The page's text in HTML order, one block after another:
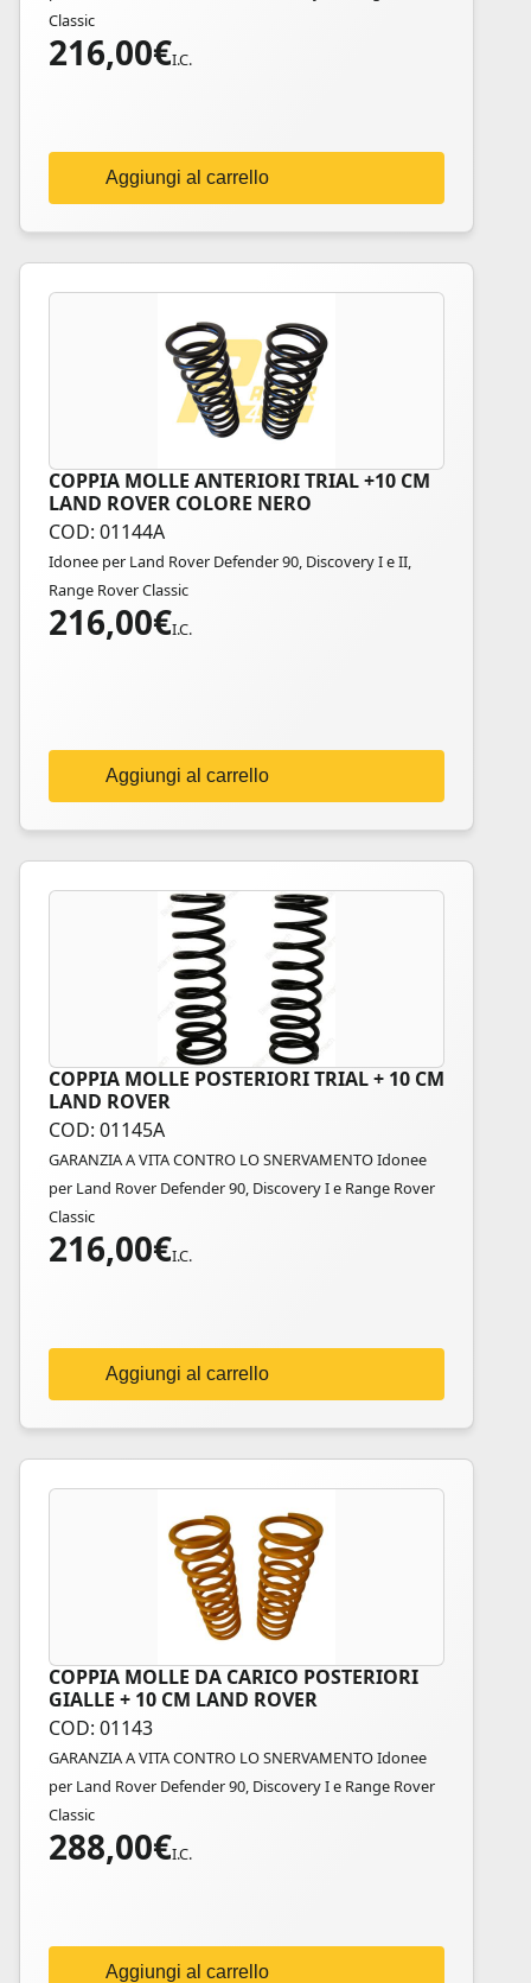
Classic
216,00€I.C.
Aggiungi al carrello
COPPIA MOLLE ANTERIORI TRIAL +10 CM
LAND ROVER COLORE NERO
COD: 01144A
Idonee per Land Rover Defender 90, Discovery I e II,
Range Rover Classic
216,00€I.C.
Aggiungi al carrello
COPPIA MOLLE POSTERIORI TRIAL + 10 CM
LAND ROVER
COD: 01145A
GARANZIA A VITA CONTRO LO SNERVAMENTO Idonee
per Land Rover Defender 90, Discovery I e Range Rover
Classic
216,00€I.C.
Aggiungi al carrello
COPPIA MOLLE DA CARICO POSTERIORI
GIALLE + 10 CM LAND ROVER
COD: 01143
GARANZIA A VITA CONTRO LO SNERVAMENTO Idonee
per Land Rover Defender 90, Discovery I e Range Rover
Classic
288,00€I.C.
Aggiungi al carrello